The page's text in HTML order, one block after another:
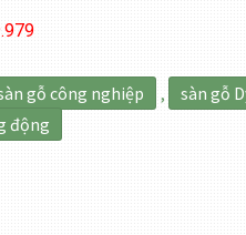
gỗ công nghiệp , sàn gỗ
động